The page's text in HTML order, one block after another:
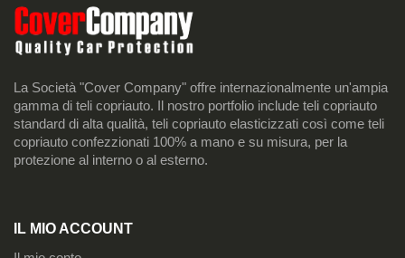
La Società "Cover Company" offre internazionalmente un'ampia
gamma di teli copriauto. Il nostro portfolio include teli copriauto
standard di alta qualità, teli copriauto elasticizzati così come teli
copriauto confezzionati 100% a mano e su misura, per la
protezione al interno o al esterno.
IL MIO ACCOUNT